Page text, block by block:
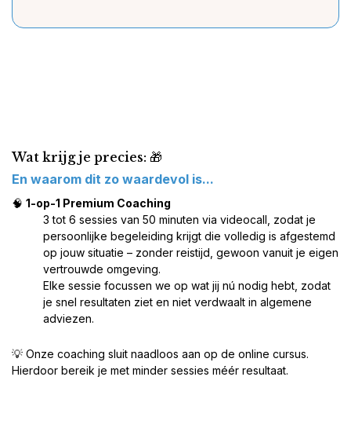
Wat krijg je precies: 🎁
En waarom dit zo waardevol is...
🧠 1-op-1 Premium Coaching
3 tot 6 sessies van 50 minuten via videocall, zodat je
persoonlijke begeleiding krijgt die volledig is afgestemd
op jouw situatie – zonder reistijd, gewoon vanuit je eigen
vertrouwde omgeving.
Elke sessie focussen we op wat jij nú nodig hebt, zodat
je snel resultaten ziet en niet verdwaalt in algemene
adviezen.
💡 Onze coaching sluit naadloos aan op de online cursus.
Hierdoor bereik je met minder sessies méér resultaat.